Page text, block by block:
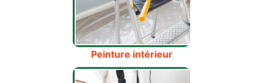
Peinture intérieur